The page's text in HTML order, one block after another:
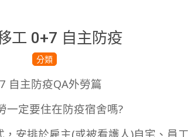
工 0+7 自主防疫
分類
自主防疫QA外勞篇
一定要住在防疫宿舍嗎?
，安排於雇主(或被看護人)自宅、員